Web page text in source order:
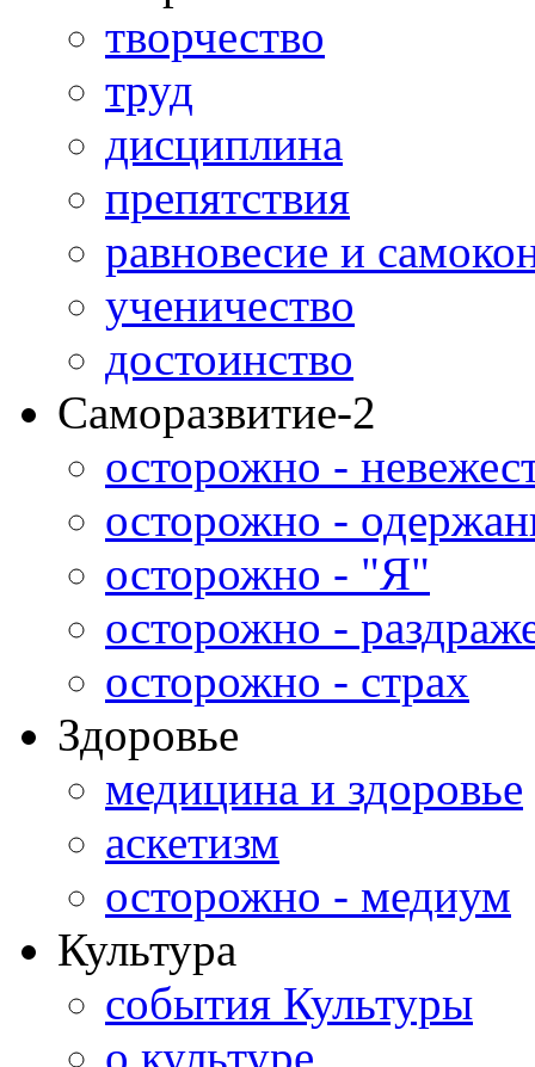
творчество
труд
дисциплина
препятствия
равновесие и
ученичество
достоинство
Саморазвитие-2
осторожно -
осторожно -
осторожно - "Я"
осторожно -
осторожно - страх
Здоровье
медицина и здоровье
аскетизм
осторожно - медиум
Культура
события Культуры
о культуре